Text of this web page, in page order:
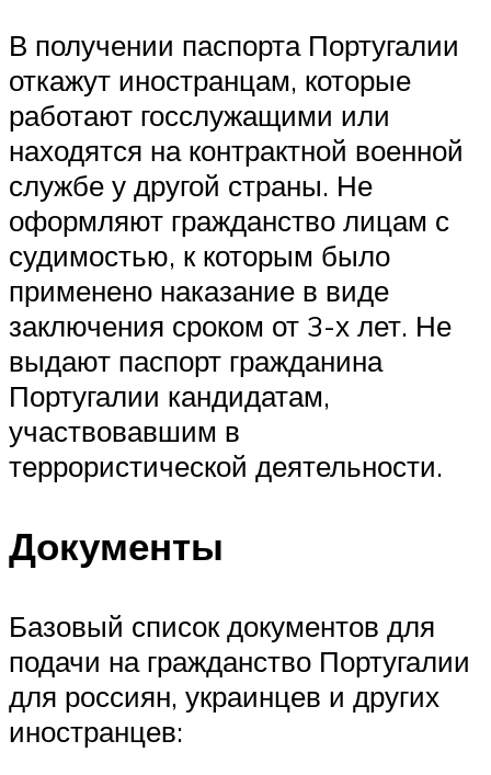
В получении паспорта Португалии
откажут иностранцам, которые
работают госслужащими или
находятся на контрактной военной
службе у другой страны. Не
оформляют гражданство лицам с
судимостью, к которым было
применено наказание в виде
заключения сроком от 3-х лет. Не
выдают паспорт гражданина
Португалии кандидатам,
участвовавшим в
террористической деятельности.
Документы
Базовый список документов для
подачи на гражданство Португалии
для россиян, украинцев и других
иностранцев: